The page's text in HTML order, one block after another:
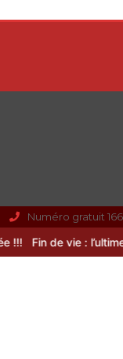
Numéro gratuit
Fin de vie : l’ultime